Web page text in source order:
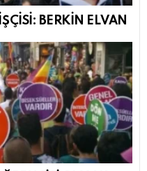
BERKİN ELVAN